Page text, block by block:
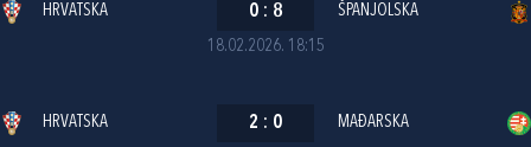
18.02.2026. 18:15
HRVATSKA 0 : 8 ŠPANJOLSKA
HRVATSKA 2 : 0 MAĐARSKA